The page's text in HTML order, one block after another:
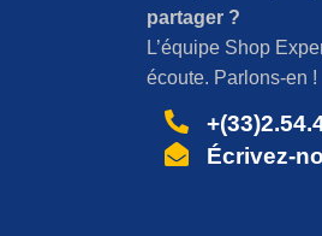
partager ?
L’équipe Shop
écoute. Parlons-en !
Écrivez-